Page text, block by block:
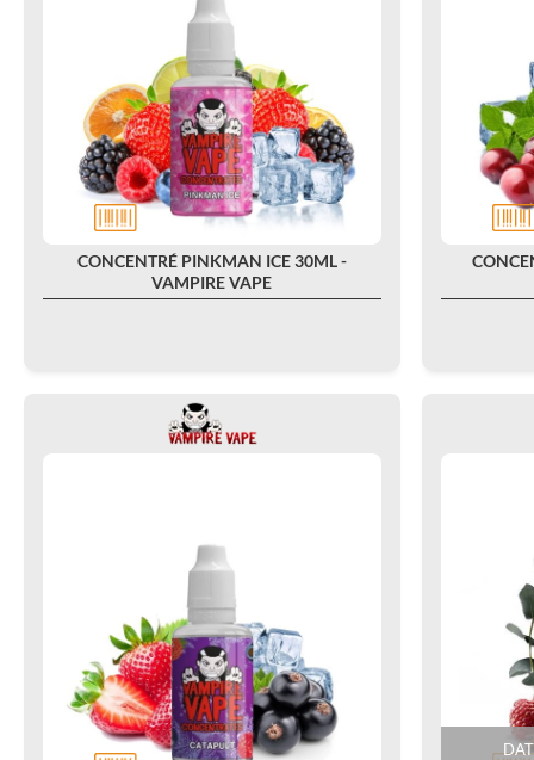
CONCENTRÉ PINKMAN ICE 30ML -
VAMPIRE VAPE